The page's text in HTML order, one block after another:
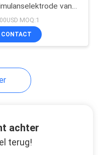
18
van
EMG Vlak
MOQ:1
CONTACT
achter
terug!